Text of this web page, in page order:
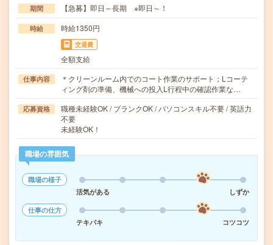
期間 【急募】即日～長期 ※即日～！
時給 時給1350円
交通費
全額支給
仕事内容
＊クリーンルーム内でのコート作業のサポート；Lコーテ
ィング剤の準備、機械への投入L行程中の確認作業な…
応募資格
職種未経験OK / ブランクOK / パソコンスキル不要 / 英語力
不要
未経験OK！
職場の雰囲気
職場の様子
活気がある
しずか
仕事の仕方
テキパキ
コツコツ